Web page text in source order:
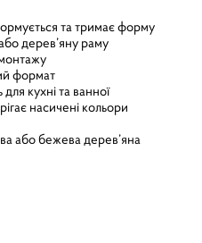
та тримає форму
дерев’яну раму
формат
кухні та ванної
насичені кольори
або бежева дерев’яна